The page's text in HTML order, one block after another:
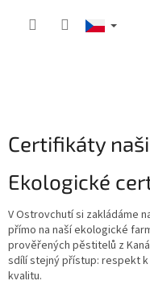
Certifikáty
Ekologické
V Ostrovchutí si zakládáme
přímo na naší ekologické
prověřených pěstitelů z
sdílí stejný přístup: respekt
kvalitu.